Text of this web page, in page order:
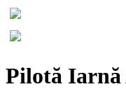
Pilotă Iarnă